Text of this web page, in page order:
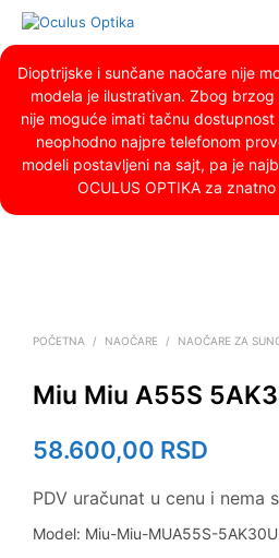
Dioptrijske i sunčane naočare nije
modela je ilustrativan. Zbog
nije moguće imati tačnu
neophodno najpre telefonom
modeli postavljeni na sajt, pa je
OCULUS OPTIKA za
POČETNA / NAOČARE / NAOČARE ZA
Miu Miu A55S
58.600,00 RSD
PDV uračunat u cenu i nema
Model: Miu-Miu-MUA55S-5AK30U